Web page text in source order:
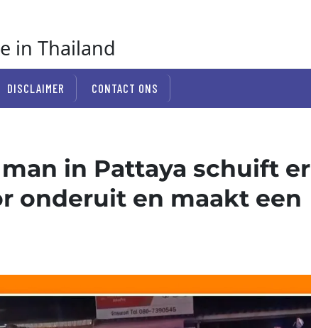
in Thailand
DISCLAIMER CONTACT ONS
in Pattaya schuift er
onderuit en maakt een